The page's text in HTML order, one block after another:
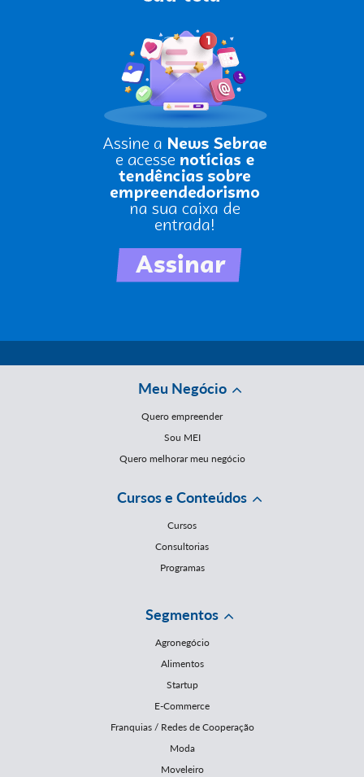
Meu Negócio
Quero empreender
Sou MEI
Quero melhorar meu negócio
Cursos e Conteúdos
Cursos
Consultorias
Programas
Segmentos
Agronegócio
Alimentos
Startup
E-Commerce
Franquias / Redes de Cooperação
Moda
Moveleiro